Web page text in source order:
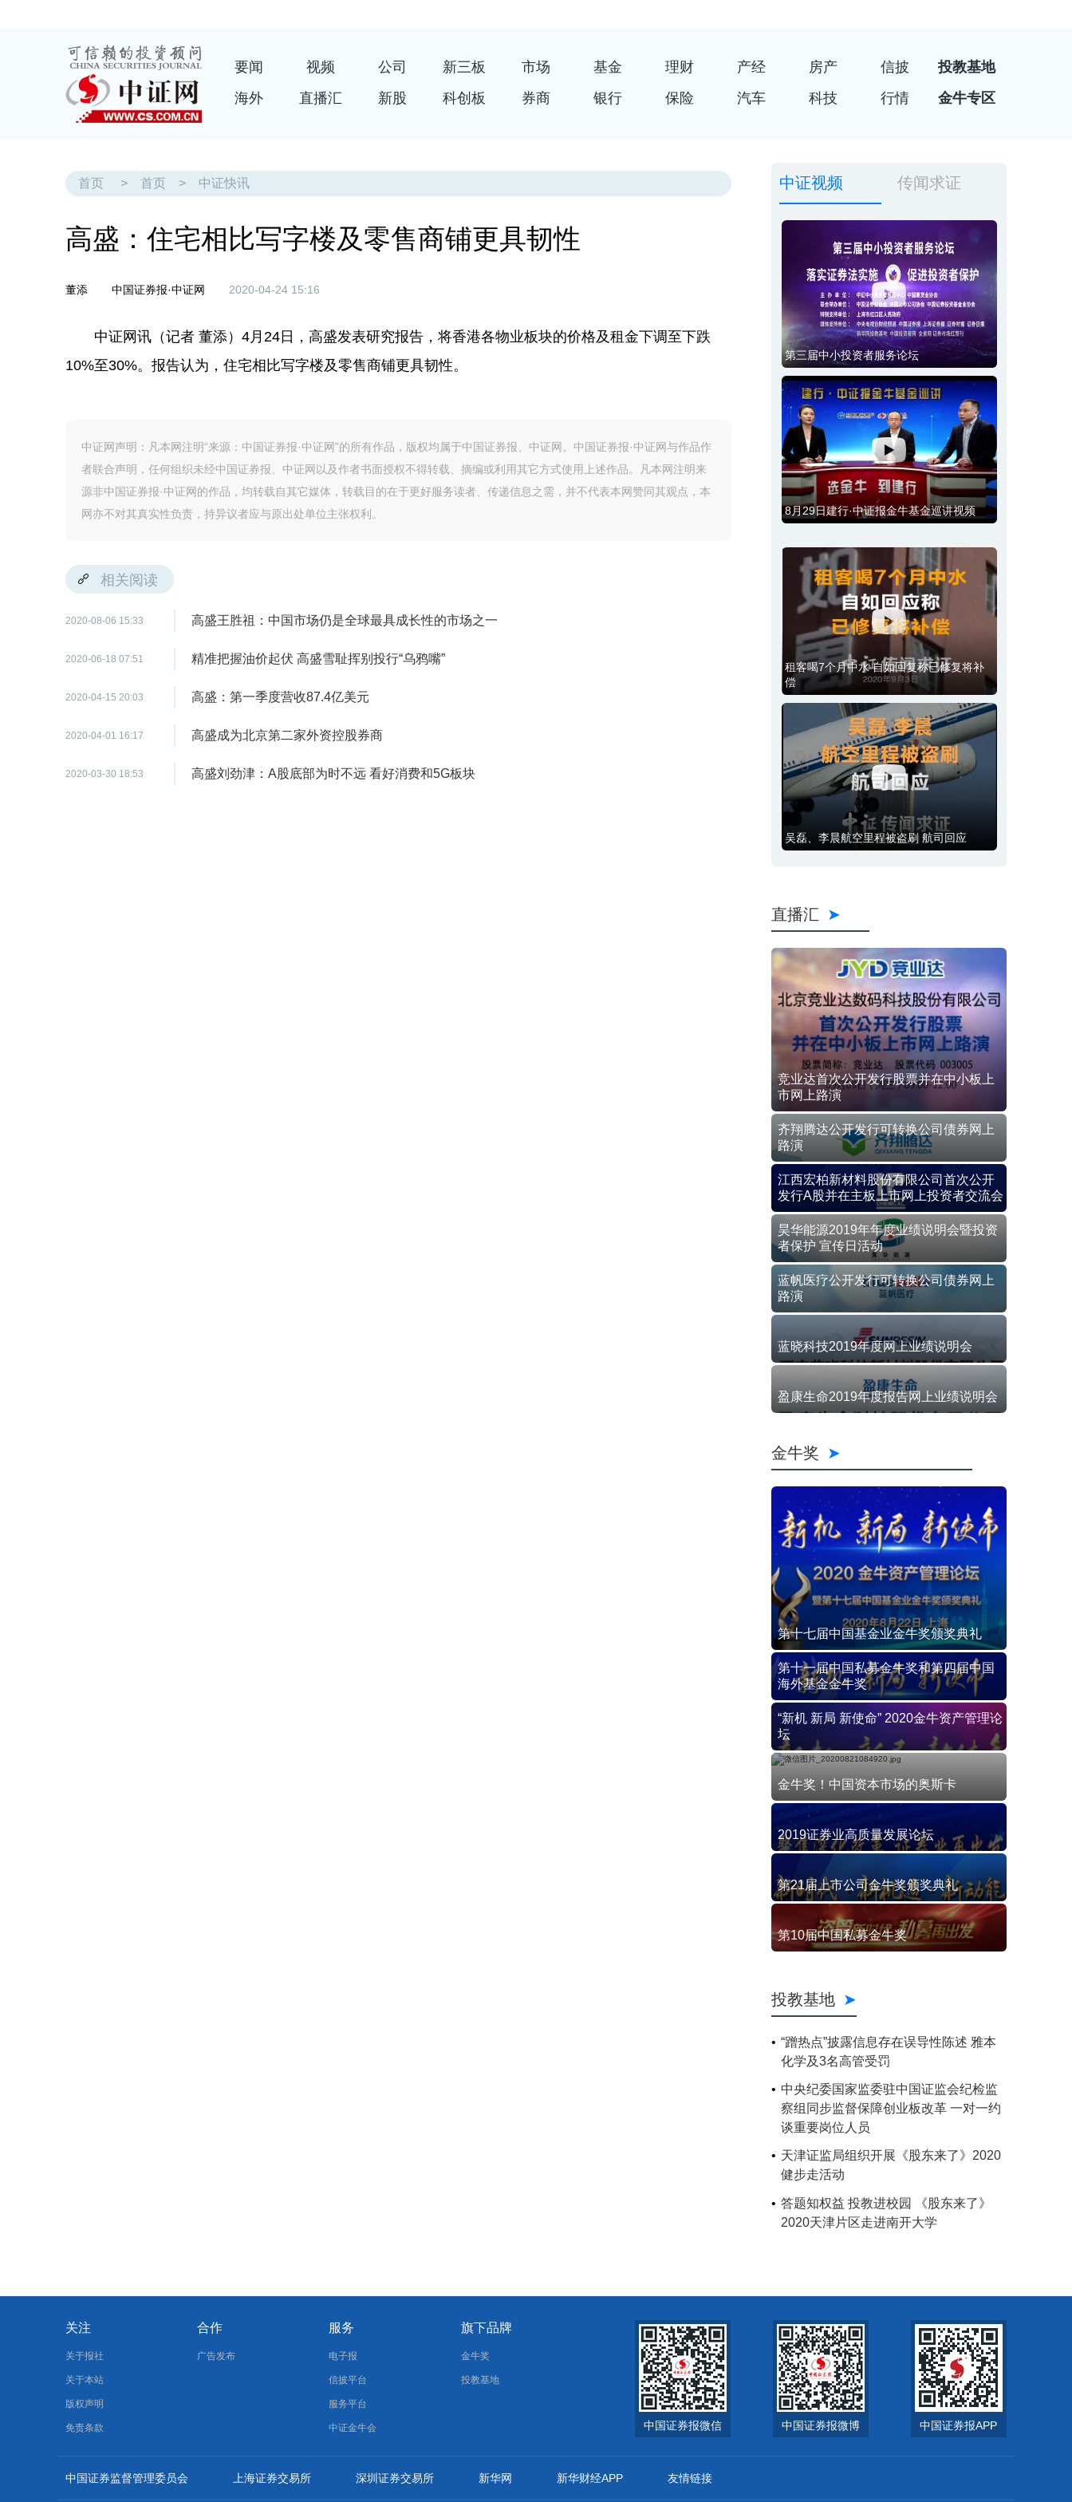
要闻 视频 公司 新三板 市场 基金 理财 产经 房产 信披
投教基地
海外
直播汇 新股 科创板 券商 银行 保险 汽车 科技 行情 金牛专区
首页 > 首页 > 中证快讯
高盛：住宅相比写字楼及零售商铺更具韧性
董添 中国证券报·中证网 2020-04-24 15:16
中证网讯（记者 董添）4月24日，高盛发表研究报告，将香港各物业板块的价格及租金下调至下跌
10%至30%。报告认为，住宅相比写字楼及零售商铺更具韧性。
中证网声明：凡本网注明“来源：中国证券报·中证网”的所有作品，版权均属于中国证券报、中证网。中国证券报·中证网与作品作
者联合声明，任何组织未经中国证券报、中证网以及作者书面授权不得转载、摘编或利用其它方式使用上述作品。凡本网注明来
源非中国证券报·中证网的作品，均转载自其它媒体，转载目的在于更好服务读者、传递信息之需，并不代表本网赞同其观点，本
网亦不对其真实性负责，持异议者应与原出处单位主张权利。
相关阅读
2020-08-06 15:33 高盛王胜祖：中国市场仍是全球最具成长性的市场之一
2020-06-18 07:51 精准把握油价起伏 高盛雪耻挥别投行“乌鸦嘴”
2020-04-15 20:03 高盛：第一季度营收87.4亿美元
2020-04-01 16:17 高盛成为北京第二家外资控股券商
2020-03-30 18:53 高盛刘劲津：A股底部为时不远 看好消费和5G板块
中证视频 传闻求证
第三届中小投资者服务论坛
8月29日建行·中证报金牛基金巡讲视频
租客喝7个月中水 自如回复称已修复将补
偿
吴磊、李晨航空里程被盗刷 航司回应
直播汇
竞业达首次公开发行股票并在中小板上
市网上路演
齐翔腾达公开发行可转换公司债券网上
路演
江西宏柏新材料股份有限公司首次公开
发行A股并在主板上市网上投资者交流会
昊华能源2019年年度业绩说明会暨投资
者保护 宣传日活动
蓝帆医疗公开发行可转换公司债券网上
路演
蓝晓科技2019年度网上业绩说明会
盈康生命2019年度报告网上业绩说明会
金牛奖
第十七届中国基金业金牛奖颁奖典礼
第十一届中国私募金牛奖和第四届中国
海外基金金牛奖
“新机 新局 新使命” 2020金牛资产管理论
坛
金牛奖！中国资本市场的奥斯卡
2019证券业高质量发展论坛
第21届上市公司金牛奖颁奖典礼
第10届中国私募金牛奖
投教基地
“蹭热点”披露信息存在误导性陈述 雅本
化学及3名高管受罚
中央纪委国家监委驻中国证监会纪检监
察组同步监督保障创业板改革 一对一约
谈重要岗位人员
天津证监局组织开展《股东来了》2020
健步走活动
答题知权益 投教进校园 《股东来了》
2020天津片区走进南开大学
关注
关于报社
关于本站
版权声明
免责条款
合作
广告发布
服务
电子报
信披平台
服务平台
中证金牛会
旗下品牌
金牛奖
投教基地
中国证券报微信 中国证券报微博 中国证券报APP
中国证券监督管理委员会 上海证券交易所 深圳证券交易所 新华网 新华财经APP 友情链接